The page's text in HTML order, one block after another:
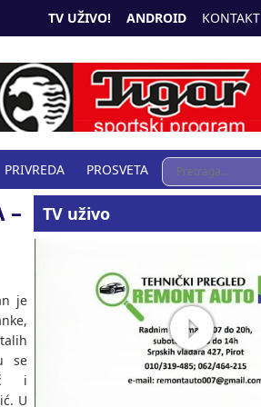
TV UŽIVO! ANDROID KONTAKT
PRIVREDA PROSVETA
–
je
se
i
U
TV uživo